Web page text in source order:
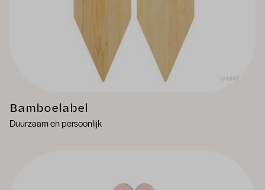
Bamboelabel
Duurzaam en persoonlijk